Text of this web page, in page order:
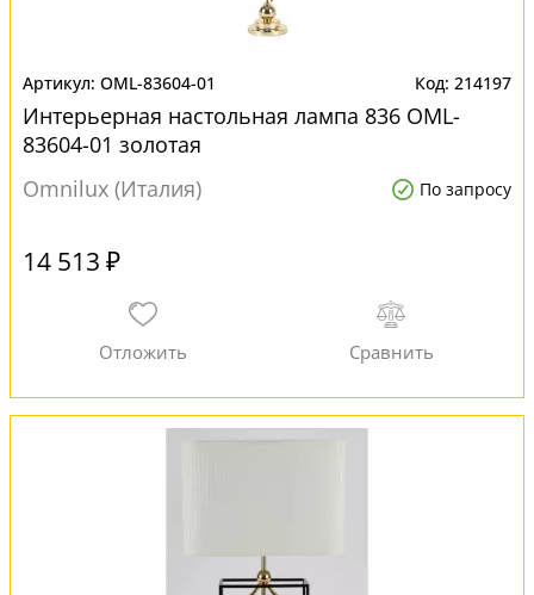
OML-83604-01 214197
Интерьерная настольная лампа 836 OML-
83604-01 золотая
Omnilux (Италия)
По запросу
14 513 ₽